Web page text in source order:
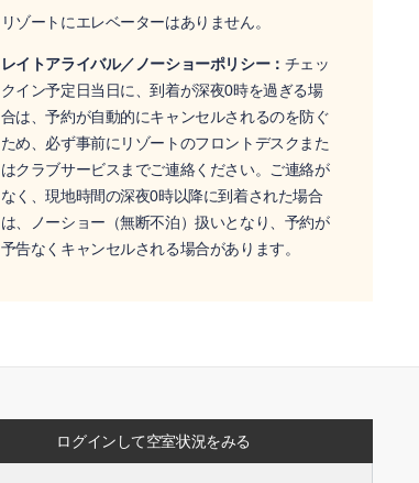
リゾートにエレベーターはありません。
レイトアライバル／ノーショーポリシー： チェッ
クイン予定日当日に、到着が深夜0時を過ぎる場
合は、予約が自動的にキャンセルされるのを防ぐ
ため、必ず事前にリゾートのフロントデスクまた
はクラブサービスまでご連絡ください。ご連絡が
なく、現地時間の深夜0時以降に到着された場合
は、ノーショー（無断不泊）扱いとなり、予約が
予告なくキャンセルされる場合があります。
ログインして空室状況をみる